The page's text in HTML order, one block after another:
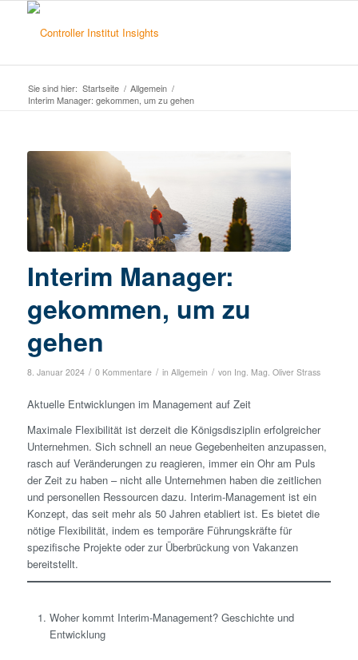
Sie sind hier: Startseite / Allgemein /
Interim Manager: gekommen, um zu gehen
Interim Manager:
gekommen, um zu
gehen
8. Januar 2024 / 0 Kommentare / in Allgemein / von Ing. Mag. Oliver Strass
Aktuelle Entwicklungen im Management auf Zeit
Maximale Flexibilität ist derzeit die Königsdisziplin erfolgreicher
Unternehmen. Sich schnell an neue Gegebenheiten anzupassen,
rasch auf Veränderungen zu reagieren, immer ein Ohr am Puls
der Zeit zu haben – nicht alle Unternehmen haben die zeitlichen
und personellen Ressourcen dazu. Interim-Management ist ein
Konzept, das seit mehr als 50 Jahren etabliert ist. Es bietet die
nötige Flexibilität, indem es temporäre Führungskräfte für
spezifische Projekte oder zur Überbrückung von Vakanzen
bereitstellt.
Woher kommt Interim-Management? Geschichte und
Entwicklung